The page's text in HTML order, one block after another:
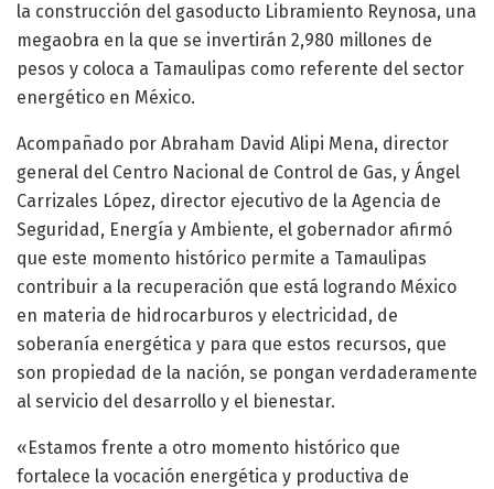
la construcción del gasoducto Libramiento Reynosa, una
megaobra en la que se invertirán 2,980 millones de
pesos y coloca a Tamaulipas como referente del sector
energético en México.
Acompañado por Abraham David Alipi Mena, director
general del Centro Nacional de Control de Gas, y Ángel
Carrizales López, director ejecutivo de la Agencia de
Seguridad, Energía y Ambiente, el gobernador afirmó
que este momento histórico permite a Tamaulipas
contribuir a la recuperación que está logrando México
en materia de hidrocarburos y electricidad, de
soberanía energética y para que estos recursos, que
son propiedad de la nación, se pongan verdaderamente
al servicio del desarrollo y el bienestar.
«Estamos frente a otro momento histórico que
fortalece la vocación energética y productiva de